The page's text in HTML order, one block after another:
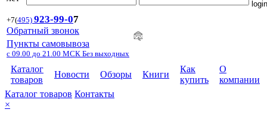
+7(495) 923-99-07
Обратный звонок
Пункты самовывоза
с 09.00 до 21.00 МСК Без выходных
Каталог
товаров
Новости Обзоры Книги
Как
купить
О
компании
Каталог товаров Контакты
×